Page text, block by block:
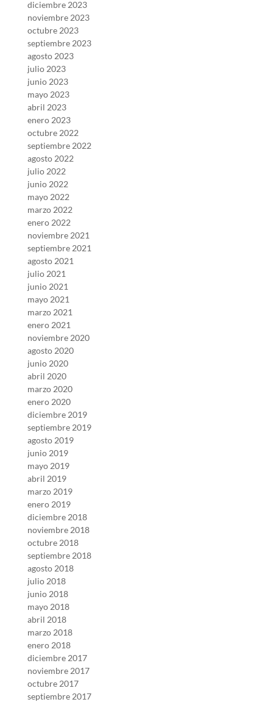
diciembre 2023
noviembre 2023
octubre 2023
septiembre 2023
agosto 2023
julio 2023
junio 2023
mayo 2023
abril 2023
enero 2023
octubre 2022
septiembre 2022
agosto 2022
julio 2022
junio 2022
mayo 2022
marzo 2022
enero 2022
noviembre 2021
septiembre 2021
agosto 2021
julio 2021
junio 2021
mayo 2021
marzo 2021
enero 2021
noviembre 2020
agosto 2020
junio 2020
abril 2020
marzo 2020
enero 2020
diciembre 2019
septiembre 2019
agosto 2019
junio 2019
mayo 2019
abril 2019
marzo 2019
enero 2019
diciembre 2018
noviembre 2018
octubre 2018
septiembre 2018
agosto 2018
julio 2018
junio 2018
mayo 2018
abril 2018
marzo 2018
enero 2018
diciembre 2017
noviembre 2017
octubre 2017
septiembre 2017